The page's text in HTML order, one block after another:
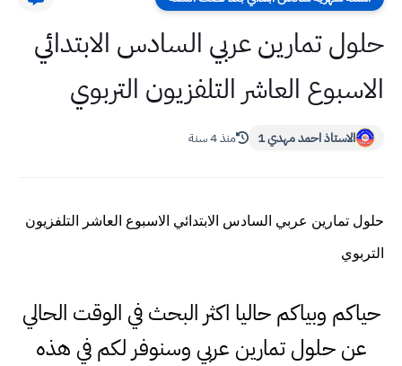
حلول تمارين عربي السادس الابتدائي
الاسبوع العاشر التلفزيون التربوي
الاستاذ احمد مهدي 1 منذ 4 سنة
حلول تمارين عربي السادس الابتدائي الاسبوع العاشر التلفزيون
التربوي
حياكم وبياكم حاليا اكثر البحث في الوقت الحالي
عن حلول تمارين عربي وسنوفر لكم في هذه